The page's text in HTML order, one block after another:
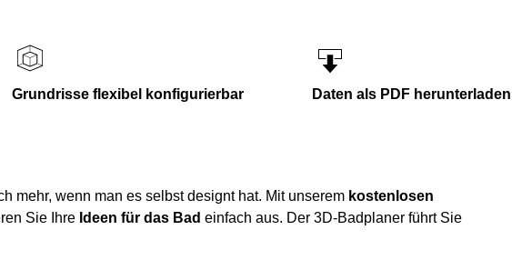
Grundrisse flexibel konfigurierbar Daten als PDF herunterladen
mehr, wenn man es selbst designt hat. Mit unserem kostenlosen
Sie Ihre Ideen für das Bad einfach aus. Der 3D-Badplaner führt Sie